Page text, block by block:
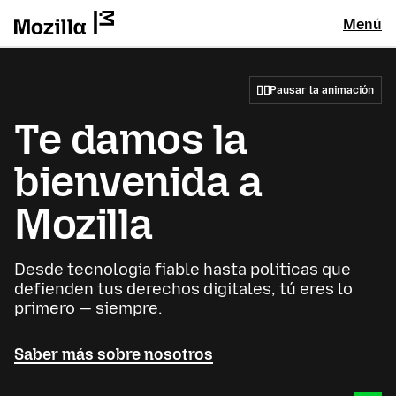
Menú
Pausar la animación
Te damos la
bienvenida a
Mozilla
Desde tecnología fiable hasta políticas que
defienden tus derechos digitales, tú eres lo
primero — siempre.
Saber más sobre nosotros